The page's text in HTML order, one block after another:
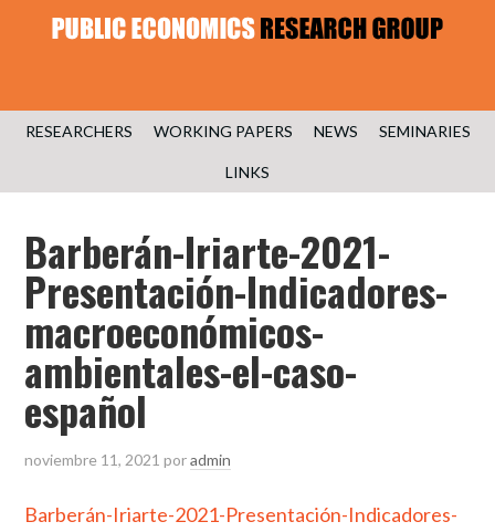
RESEARCHERS WORKING PAPERS NEWS SEMINARIES
LINKS
Barberán-Iriarte-2021-
Presentación-Indicadores-
macroeconómicos-
ambientales-el-caso-
español
noviembre 11, 2021 poradmin
Barberán-Iriarte-2021-Presentación-Indicadores-